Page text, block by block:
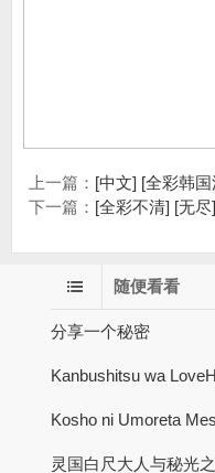
上一篇： [中文] [全彩韩
下一篇： [全彩不清] [无
随便看看
分享一个秘密
Kanbushitsu wa
Kosho ni Umoreta
灵国白尺大人与秘光